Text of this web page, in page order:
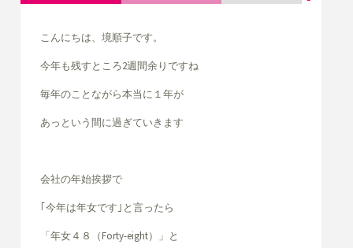
こんにちは、境順子です。
今年も残すところ2週間余りですね
毎年のことながら本当に１年が
あっという間に過ぎていきます
会社の年始挨拶で
｢今年は年女です｣と言ったら
「年女４８（Forty-eight）」と